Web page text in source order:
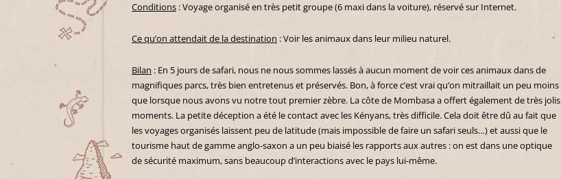
Conditions : Voyage organisé en très petit groupe (6 maxi dans la voiture), réservé sur Internet.
Ce qu’on attendait de la destination : Voir les animaux dans leur milieu naturel.
Bilan : En 5 jours de safari, nous ne nous sommes lassés à aucun moment de voir ces animaux dans de
magnifiques parcs, très bien entretenus et préservés. Bon, à force c’est vrai qu’on mitraillait un peu moins
que lorsque nous avons vu notre tout premier zèbre. La côte de Mombasa a offert également de très jolis
moments. La petite déception a été le contact avec les Kényans, très difficile. Cela doit être dû au fait que
les voyages organisés laissent peu de latitude (mais impossible de faire un safari seuls…) et aussi que le
tourisme haut de gamme anglo-saxon a un peu biaisé les rapports aux autres : on est dans une optique
de sécurité maximum, sans beaucoup d’interactions avec le pays lui-même.